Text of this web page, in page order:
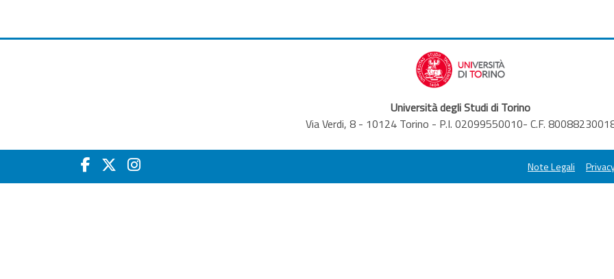
Università degli Studi di Torino
Via Verdi, 8 - 10124 Torino - P.I. 02099550010- C.F.
Note Legali